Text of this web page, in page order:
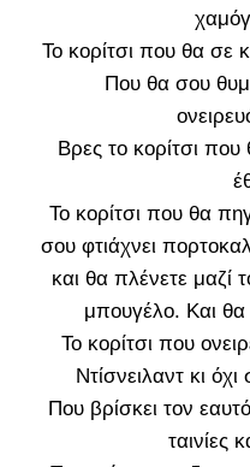
Το κορίτσι που θα σε
Που θα σου
Βρες το κορίτσι
Το κορίτσι που θα
σου φτιάχνει
και θα πλένετε μαζί
μπουγέλο. Και
Το κορίτσι που
Ντίσνειλαντ κι
Που βρίσκει τον
ταινίες